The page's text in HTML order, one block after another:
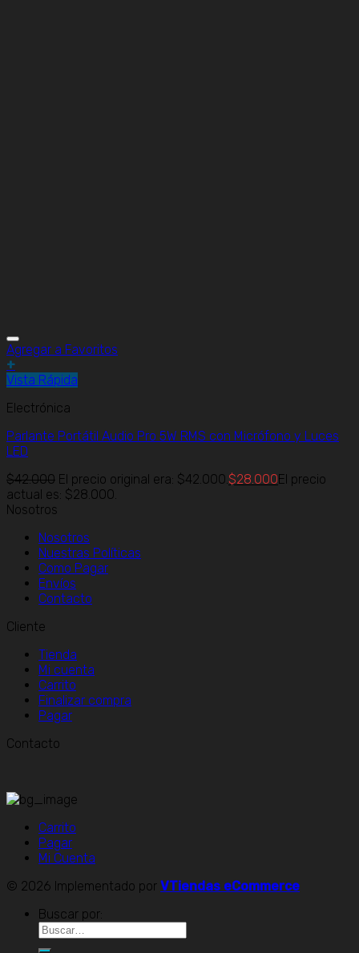
Agregar a Favoritos
+
Vista Rápida
Electrónica
Parlante Portátil Audio Pro 5W RMS con Micrófono y Luces
LED
$42.000 El precio original era: $42.000.$28.000El precio
actual es: $28.000.
Nosotros
Nosotros
Nuestras Políticas
Como Pagar
Envíos
Contacto
Cliente
Tienda
Mi cuenta
Carrito
Finalizar compra
Pagar
Contacto
Carrito
Pagar
Mi Cuenta
© 2026 Implementado por VTiendas eCommerce
Buscar por: